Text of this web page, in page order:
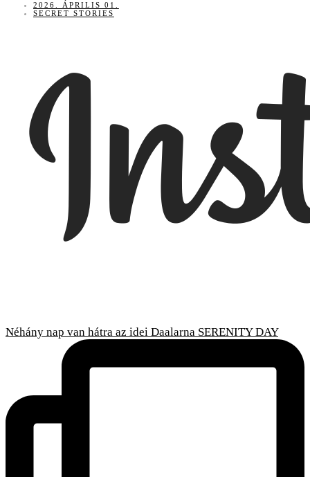
2026. ÁPRILIS 01.
SECRET STORIES
Néhány nap van hátra az idei Daalarna SERENITY DAY